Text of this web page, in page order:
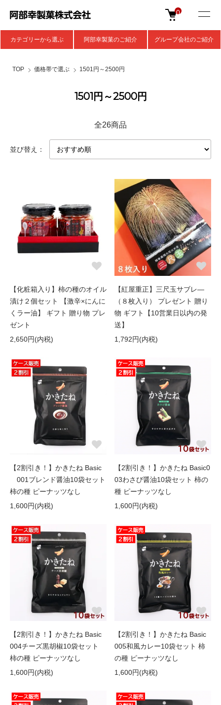
0
カテゴリーから選ぶ 阿部幸製菓のご紹介 グループ会社のご紹介
TOP 価格帯で選ぶ 1501円～2500円
1501円～2500円
全26商品
並び替え：
【化粧箱入り】柿の種のオイル
漬け２個セット 【激辛×にんに
くラー油】 ギフト 贈り物 プレ
ゼント
2,650円(内税)
【紅屋重正】三尺玉サブレ―
（８枚入り） プレゼント 贈り
物 ギフト【10営業日以内の発
送】
1,792円(内税)
【2割引き！】かきたね Basic
001ブレンド醤油10袋セット
柿の種 ピーナッツなし
1,600円(内税)
【2割引き！】かきたね Basic0
03わさび醤油10袋セット 柿の
種 ピーナッツなし
1,600円(内税)
【2割引き！】かきたね Basic
004チーズ黒胡椒10袋セット
柿の種 ピーナッツなし
1,600円(内税)
【2割引き！】かきたね Basic
005和風カレー10袋セット 柿
の種 ピーナッツなし
1,600円(内税)